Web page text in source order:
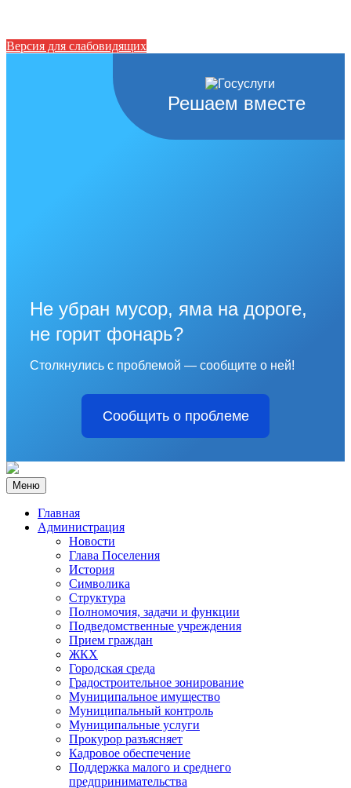
Версия для слабовидящих
Решаем вместе
Не убран мусор, яма на дороге,
не горит фонарь?
Столкнулись с проблемой — сообщите о ней!
Сообщить о проблеме
Меню
Главная
Администрация
Новости
Глава Поселения
История
Символика
Структура
Полномочия, задачи и функции
Подведомственные учреждения
Прием граждан
ЖКХ
Городская среда
Градостроительное зонирование
Муниципальное имущество
Муниципальный контроль
Муниципальные услуги
Прокурор разъясняет
Кадровое обеспечение
Поддержка малого и среднего
предпринимательства